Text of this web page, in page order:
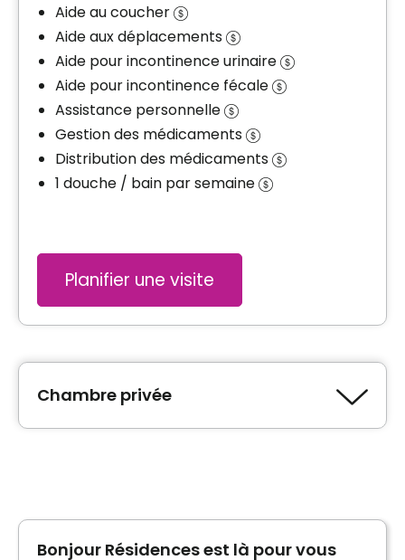
Aide au coucher
Aide aux déplacements
Aide pour incontinence urinaire
Aide pour incontinence fécale
Assistance personnelle
Gestion des médicaments
Distribution des médicaments
1 douche / bain par semaine
Planifier une visite
Chambre privée
Bonjour Résidences est là pour vous